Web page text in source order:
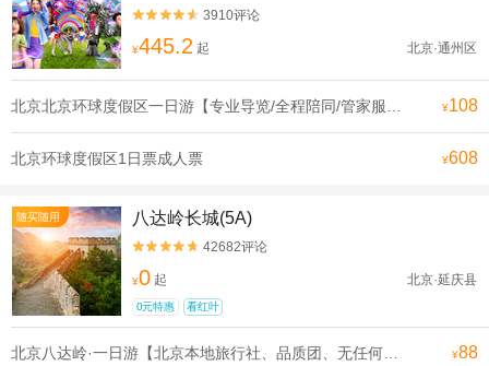

 3910评论
¥445.2 起 北京·通州区
¥108
北京环球度假区1日票成人票 ¥608
随买随用 八达岭长城(5A)

 42682评论
¥0 起 北京·延庆县
0元特惠 看红叶
¥88